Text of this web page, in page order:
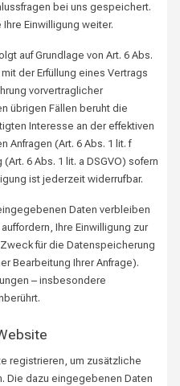
bei uns gespeichert.
Einwilligung weiter.
auf Grundlage von Art. 6 Abs.
der Erfüllung eines Vertrags
vorvertraglicher
übrigen Fällen beruht die
Interesse an der effektiven
Anfragen (Art. 6 Abs. 1 lit. f
6 Abs. 1 lit. a DSGVO) sofern
ist jederzeit widerrufbar.
Daten verbleiben
Ihre Einwilligung zur
für die Datenspeicherung
Bearbeitung Ihrer Anfrage).
– insbesondere
registrieren, um zusätzliche
Die dazu eingegebenen Daten